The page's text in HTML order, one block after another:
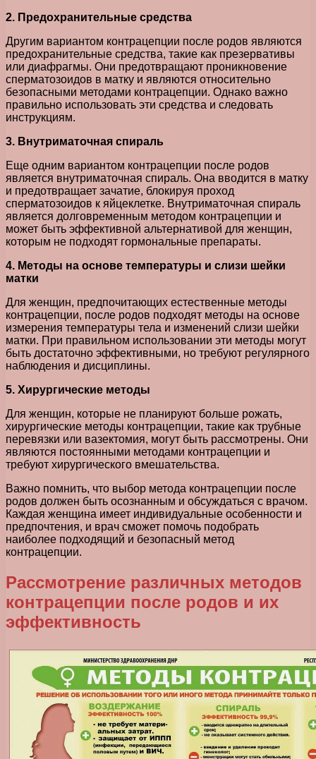
2. Предохранительные средства
Другим вариантом контрацепции после родов являются
предохранительные средства, такие как презервативы
или диафрагмы. Они предотвращают проникновение
сперматозоидов в матку и являются относительно
безопасными методами контрацепции. Однако важно
правильно использовать эти средства и следовать
инструкциям.
3. Внутриматочная спираль
Еще одним вариантом контрацепции после родов
является внутриматочная спираль. Она вводится в матку
и предотвращает зачатие, блокируя проход
сперматозоидов к яйцеклетке. Внутриматочная спираль
является долговременным методом контрацепции и
может быть эффективной альтернативой для женщин,
которым не подходят гормональные препараты.
4. Методы на основе температуры и слизи шейки
матки
Для женщин, предпочитающих естественные методы
контрацепции, после родов подходят методы на основе
измерения температуры тела и изменений слизи шейки
матки. При правильном использовании эти методы могут
быть достаточно эффективными, но требуют регулярного
наблюдения и дисциплины.
5. Хирургические методы
Для женщин, которые не планируют больше рожать,
хирургические методы контрацепции, такие как трубные
перевязки или вазектомия, могут быть рассмотрены. Они
являются постоянными методами контрацепции и
требуют хирургического вмешательства.
Важно помнить, что выбор метода контрацепции после
родов должен быть осознанным и обсуждаться с врачом.
Каждая женщина имеет индивидуальные особенности и
предпочтения, и врач сможет помочь подобрать
наиболее подходящий и безопасный метод
контрацепции.
Рассмотрение различных методов
контрацепции после родов и их
эффективность